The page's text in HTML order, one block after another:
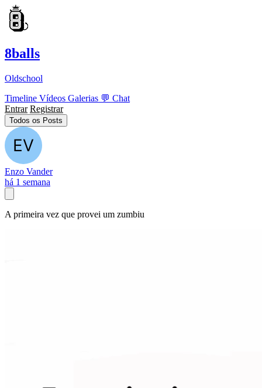
8balls
Oldschool
Timeline Vídeos Galerias 💬 Chat
Entrar Registrar
Todos os Posts
Enzo Vander
há 1 semana
A primeira vez que provei um zumbiu